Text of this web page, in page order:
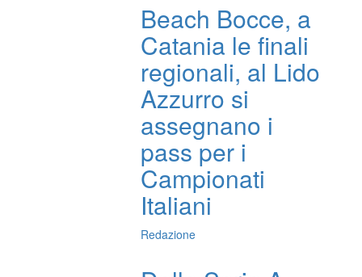
Beach Bocce, a
Catania le finali
regionali, al Lido
Azzurro si
assegnano i
pass per i
Campionati
Italiani
Redazione